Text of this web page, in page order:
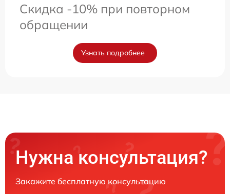
Скидка -10% при повторном
обращении
Узнать подробнее
Нужна консультация?
Закажите бесплатную консультацию